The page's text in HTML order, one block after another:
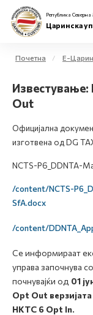
За нас
Е-Весник
Република
Царинска
Почетна Е-
Out
Официјална
изготвена од DG
NCTS-P6_DDNTA-
/content/NCTS-
SfA.docx
/content/
Се информираат
управа започнува
почнувајќи од 01
Opt Out верзијата
НКТС 6 Opt In.